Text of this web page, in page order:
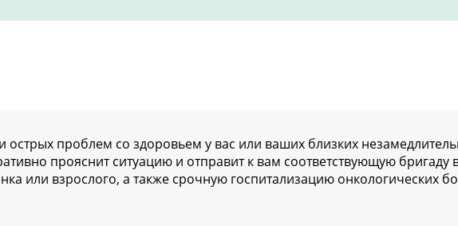
проблем со здоровьем у вас или ваших близких
прояснит ситуацию и отправит к вам соответствующую
или взрослого, а также срочную госпитализацию онкологических